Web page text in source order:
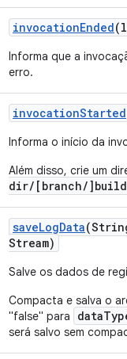
invocationEnded
Informa que a
erro.
invocationStarted
Informa o início da
Além disso, crie um
dir/[branch/
saveLogData
Stream)
Salve os dados de
Compacta e salva o
"false" para
será salvo sem